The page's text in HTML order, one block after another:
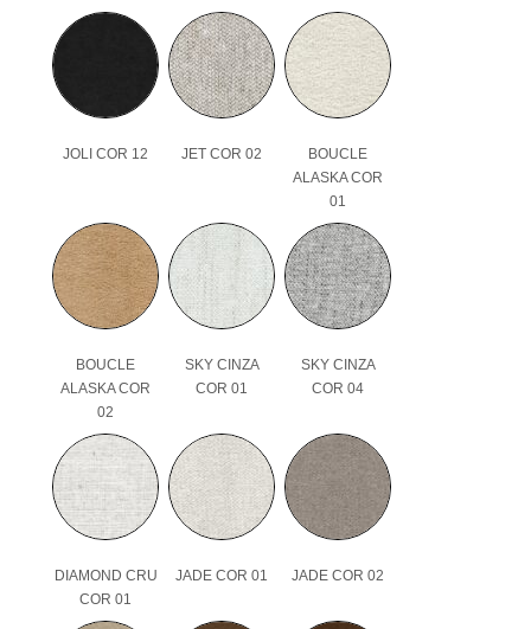
JOLI COR 12 JET COR 02
BOUCLE
ALASKA COR
01
BOUCLE
ALASKA COR
02
SKY CINZA
COR 01
SKY CINZA
COR 04
DIAMOND CRU
COR 01
JADE COR 01 JADE COR 02